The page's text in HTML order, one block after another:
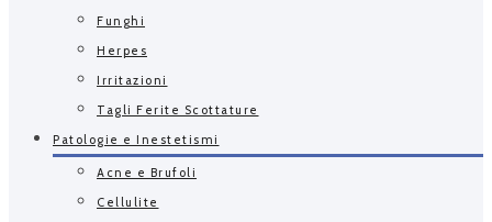
Funghi
Herpes
Irritazioni
Tagli Ferite Scottature
Patologie e Inestetismi
Acne e Brufoli
Cellulite